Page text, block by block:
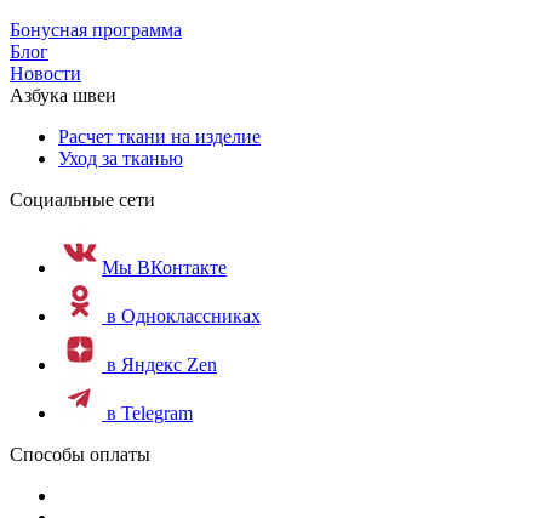
Бонусная программа
Блог
Новости
Азбука швеи
Расчет ткани на изделие
Уход за тканью
Социальные сети
Мы ВКонтакте
в Одноклассниках
в Яндекс Zen
в Telegram
Способы оплаты